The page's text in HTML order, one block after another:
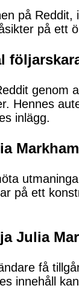
på
på ett
genom
Hennes
inlägg.
på ett
Julia
få
innehåll